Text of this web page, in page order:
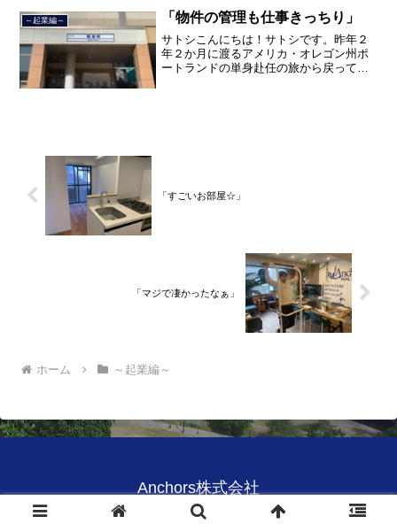
ました。２０２１年３月９日より東京都
品川区南大井で不動産を主...
～起業編～ 「物件の管理も仕事きっちり」
サトシこんにちは！サトシです。昨年２
年２か月に渡るアメリカ・オレゴン州ポ
ートランドの単身赴任の旅から戻ってき
「すごいお部屋☆」
「マジで凄かったなぁ」
ホーム ～起業編～
Anchors株式会社
© 2020 Anchors株式会社.